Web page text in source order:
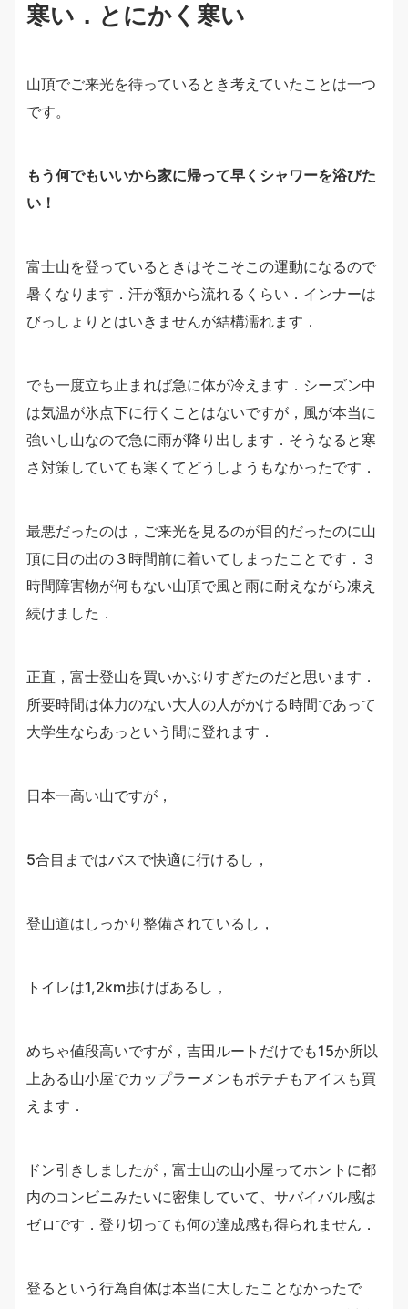
寒い．とにかく寒い
山頂でご来光を待っているとき考えていたことは一つ
です。
もう何でもいいから家に帰って早くシャワーを浴びた
い！
富士山を登っているときはそこそこの運動になるので
暑くなります．汗が額から流れるくらい．インナーは
びっしょりとはいきませんが結構濡れます．
でも一度立ち止まれば急に体が冷えます．シーズン中
は気温が氷点下に行くことはないですが，風が本当に
強いし山なので急に雨が降り出します．そうなると寒
さ対策していても寒くてどうしようもなかったです．
最悪だったのは，ご来光を見るのが目的だったのに山
頂に日の出の３時間前に着いてしまったことです．３
時間障害物が何もない山頂で風と雨に耐えながら凍え
続けました．
正直，富士登山を買いかぶりすぎたのだと思います．
所要時間は体力のない大人の人がかける時間であって
大学生ならあっという間に登れます．
日本一高い山ですが，
5合目まではバスで快適に行けるし，
登山道はしっかり整備されているし，
トイレは1,2km歩けばあるし，
めちゃ値段高いですが，吉田ルートだけでも15か所以
上ある山小屋でカップラーメンもポテチもアイスも買
えます．
ドン引きしましたが，富士山の山小屋ってホントに都
内のコンビニみたいに密集していて、サバイバル感は
ゼロです．登り切っても何の達成感も得られません．
登るという行為自体は本当に大したことなかったで